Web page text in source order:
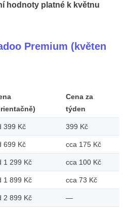
hodnoty platné k květnu
Premium (květen
Cena za
týden
399 Kč 399 Kč
699 Kč cca 175 Kč
1 299 Kč cca 100 Kč
1 899 Kč cca 73 Kč
2 899 Kč —